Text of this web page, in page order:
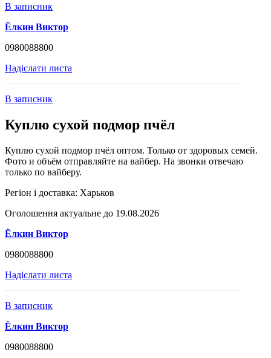
В записник
Ёлкин Виктор
0980088800
Надіслати листа
В записник
Куплю сухой подмор пчёл
Куплю сухой подмор пчёл оптом. Только от здоровых семей.
Фото и объём отправляйте на вайбер. На звонки отвечаю
только по вайберу.
Регіон і доставка: Харьков
Оголошення актуальне до 19.08.2026
Ёлкин Виктор
0980088800
Надіслати листа
В записник
Ёлкин Виктор
0980088800